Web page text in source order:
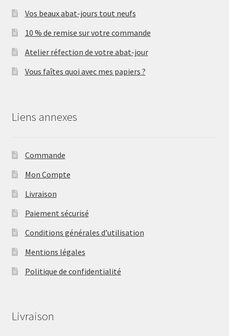
Vos beaux abat-jours tout neufs
10 % de remise sur votre commande
Atelier réfection de votre abat-jour
Vous faîtes quoi avec mes papiers ?
Liens annexes
Commande
Mon Compte
Livraison
Paiement sécurisé
Conditions générales d’utilisation
Mentions légales
Politique de confidentialité
Livraison